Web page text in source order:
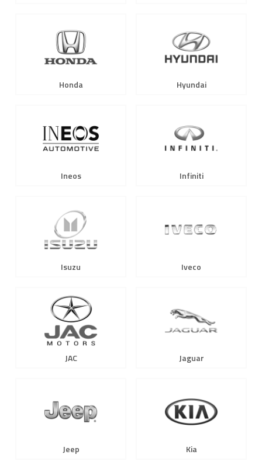
Honda Hyundai
Ineos Infiniti
Isuzu Iveco
JAC Jaguar
Jeep Kia